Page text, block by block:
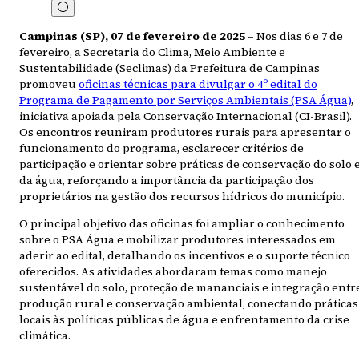
Campinas (SP), 07 de fevereiro de 2025 – Nos dias 6 e 7 de
fevereiro, a Secretaria do Clima, Meio Ambiente e
Sustentabilidade (Seclimas) da Prefeitura de Campinas
promoveuoficinas técnicas para divulgar o 4º edital do
Programa de Pagamento por Serviços Ambientais (PSA Água),
iniciativa apoiada pela Conservação Internacional (CI-Brasil).
Os encontros reuniram produtores rurais para apresentar o
funcionamento do programa, esclarecer critérios de
participação e orientar sobre práticas de conservação do solo
da água, reforçando a importância da participação dos
proprietários na gestão dos recursos hídricos do município.
O principal objetivo das oficinas foi ampliar o conhecimento
sobre o PSA Água e mobilizar produtores interessados em
aderir ao edital, detalhando os incentivos e o suporte técnico
oferecidos. As atividades abordaram temas como manejo
sustentável do solo, proteção de mananciais e integração
produção rural e conservação ambiental, conectando práticas
locais às políticas públicas de água e enfrentamento da crise
climática.